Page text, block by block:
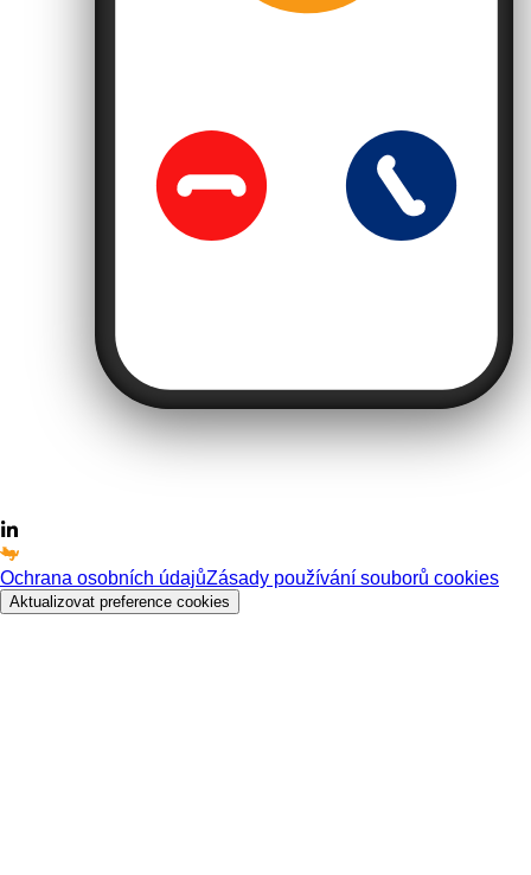
Ochrana osobních údajůZásady používání souborů cookies
Aktualizovat preference cookies